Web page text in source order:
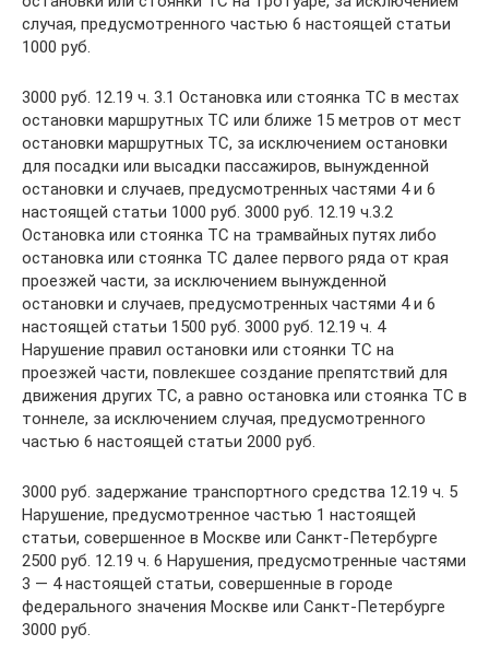
случая, предусмотренного частью 6 настоящей статьи
1000 руб.
3000 руб. 12.19 ч. 3.1 Остановка или стоянка ТС в местах
остановки маршрутных ТС или ближе 15 метров от мест
остановки маршрутных ТС, за исключением остановки
для посадки или высадки пассажиров, вынужденной
остановки и случаев, предусмотренных частями 4 и 6
настоящей статьи 1000 руб. 3000 руб. 12.19 ч.3.2
Остановка или стоянка ТС на трамвайных путях либо
остановка или стоянка ТС далее первого ряда от края
проезжей части, за исключением вынужденной
остановки и случаев, предусмотренных частями 4 и 6
настоящей статьи 1500 руб. 3000 руб. 12.19 ч. 4
Нарушение правил остановки или стоянки ТС на
проезжей части, повлекшее создание препятствий для
движения других ТС, а равно остановка или стоянка ТС в
тоннеле, за исключением случая, предусмотренного
частью 6 настоящей статьи 2000 руб.
3000 руб. задержание транспортного средства 12.19 ч. 5
Нарушение, предусмотренное частью 1 настоящей
статьи, совершенное в Москве или Санкт-Петербурге
2500 руб. 12.19 ч. 6 Нарушения, предусмотренные частями
3 — 4 настоящей статьи, совершенные в городе
федерального значения Москве или Санкт-Петербурге
3000 руб.